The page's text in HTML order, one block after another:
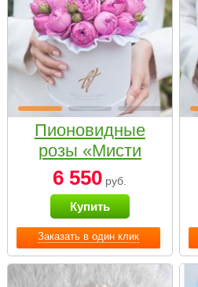
Заказать в один клик
Пионовидные
розы «Мисти
бабблс» в белой
коробке Small
6 550 руб.
Купить